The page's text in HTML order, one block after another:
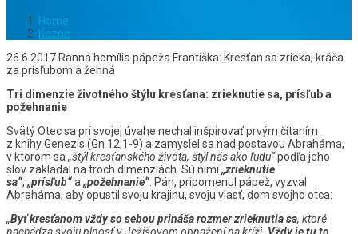
Home
Kázne
26.6.2017 Ranná homília pápeža Františka: Kresťan sa zrieka, kráča
za prísľubom a žehná
Tri dimenzie životného štýlu kresťana: zrieknutie sa, prísľub a
požehnanie
Svätý Otec sa pri svojej úvahe nechal inšpirovať prvým čítaním
z knihy Genezis (Gn 12,1-9) a zamyslel sa nad postavou Abraháma,
v ktorom sa „štýl kresťanského života, štýl nás ako ľudu“podľa jeho
slov zakladal na troch dimenziách. Sú nimi „zrieknutie
sa“, „prísľub“a „požehnanie“ . Pán, pripomenul pápež, vyzval
Abraháma, aby opustil svoju krajinu, svoju vlasť, dom svojho otca:
„Byť kresťanom vždy so sebou prináša rozmer zrieknutia sa, ktoré
nachádza svoju plnosť v Ježišovom obnažení na kríži. Vždy je tu to